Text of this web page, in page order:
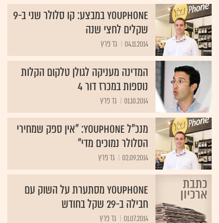
YouPhone במבצע: קו סלולר שני ב-9
שקלים לחצי שנה
04.11.2014 גד פרץ
המדינה מעניקה לגולן טלקום הקלות
נוספות במכרז דור 4
01.10.2014 גד פרץ
מנכ"ל YouPhone: "אין ספק שמחירי
הסלולר נמוכים מדי"
02.09.2014 גד פרץ
YouPhone מסתערת על השוק עם
חבילה ב-29 שקל בחודש
01.07.2014 גד פרץ